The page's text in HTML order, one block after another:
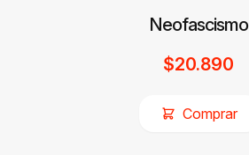
Neofascismo
$20.890
Comprar